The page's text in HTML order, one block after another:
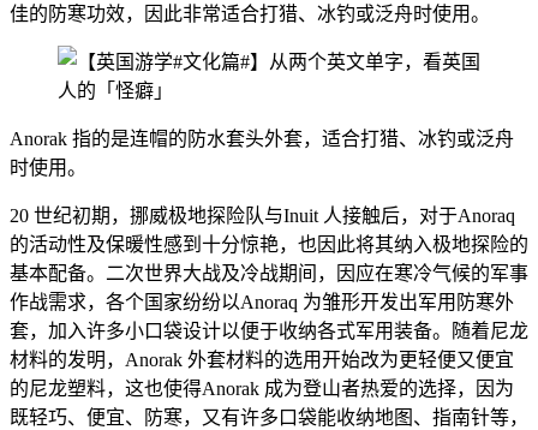
佳的防寒功效，因此非常适合打猎、冰钓或泛舟时使用。
Anorak 指的是连帽的防水套头外套，适合打猎、冰钓或泛舟
时使用。
20 世纪初期，挪威极地探险队与Inuit 人接触后，对于Anoraq
的活动性及保暖性感到十分惊艳，也因此将其纳入极地探险的
基本配备。二次世界大战及冷战期间，因应在寒冷气候的军事
作战需求，各个国家纷纷以Anoraq 为雏形开发出军用防寒外
套，加入许多小口袋设计以便于收纳各式军用装备。随着尼龙
材料的发明，Anorak 外套材料的选用开始改为更轻便又便宜
的尼龙塑料，这也使得Anorak 成为登山者热爱的选择，因为
既轻巧、便宜、防寒，又有许多口袋能收纳地图、指南针等，